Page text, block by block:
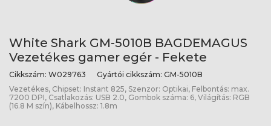
White Shark GM-5010B BAGDEMAGUS
Vezetékes gamer egér - Fekete
Cikkszám: W029763 Gyártói cikkszám: GM-5010B
Vezetékes, Chipset: Instant 825, Szenzor: Optikai, Felbontás: max.
7200 DPI, Csatlakozás: USB 2.0, Gombok száma: 6, Világítás: RGB
(16.8 M szín), Kábelhossz: 1.8m